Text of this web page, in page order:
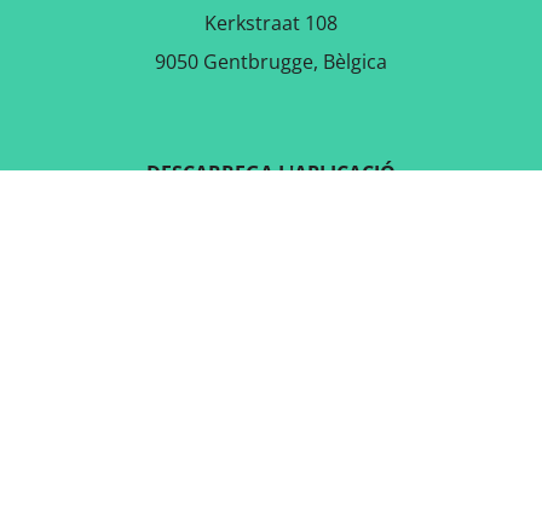
Kerkstraat 108
9050 Gentbrugge, Bèlgica
DESCARREGA L'APLICACIÓ